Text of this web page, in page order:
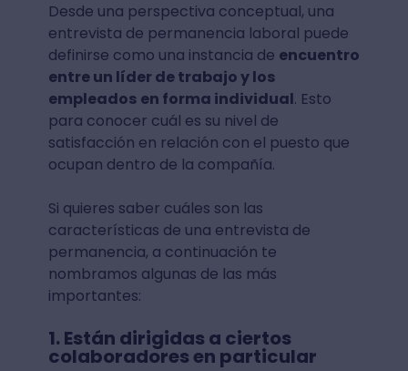
Desde una perspectiva conceptual, una
entrevista de permanencia laboral puede
definirse como una instancia de encuentro
entre un líder de trabajo y los
empleados en forma individual. Esto
para conocer cuál es su nivel de
satisfacción en relación con el puesto que
ocupan dentro de la compañía.
Si quieres saber cuáles son las
características de una entrevista de
permanencia, a continuación te
nombramos algunas de las más
importantes:
1. Están dirigidas a ciertos
colaboradores en particular